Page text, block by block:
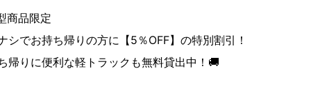
商品限定
シでお持ち帰りの方に【5％OFF】の特別割引！
帰りに便利な軽トラックも無料貸出中！🚚